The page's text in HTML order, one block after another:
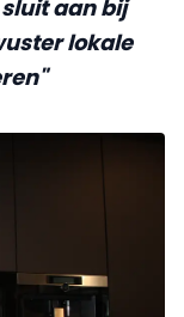
aan bij
lokale